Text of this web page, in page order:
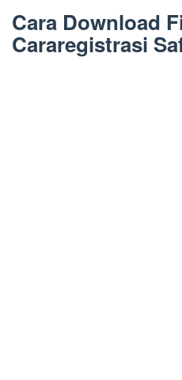
Cara Download
Cararegistrasi